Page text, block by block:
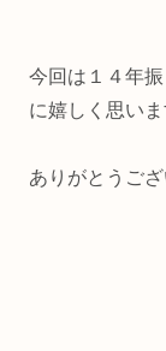
今回は１４年
に嬉しく思いま
ありがとうござ